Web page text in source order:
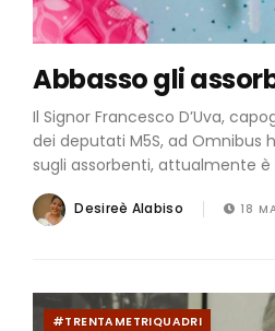
Abbasso gli
Il Signor Francesco D’Uva,
dei deputati M5S, ad Omnibus
sugli assorbenti, attualmente è
Desireè Alabiso 18
#TRENTAMETRIQUADRI